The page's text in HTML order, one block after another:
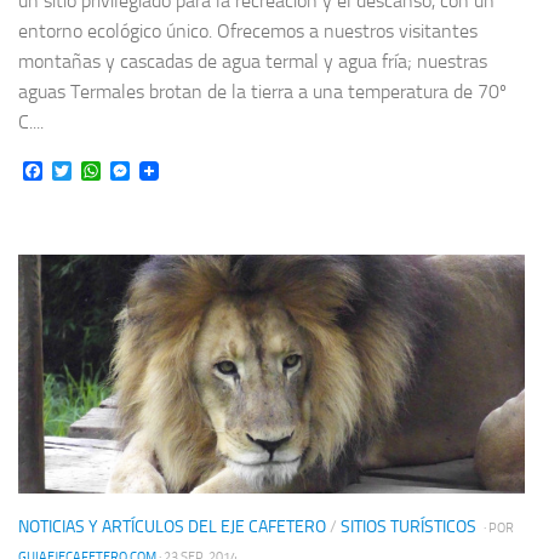
entorno ecológico único. Ofrecemos a nuestros visitantes
montañas y cascadas de agua termal y agua fría; nuestras
aguas Termales brotan de la tierra a una temperatura de 70º
C....
Facebook
TwitterWhatsApp
Messenger
NOTICIAS Y ARTÍCULOS DEL EJE CAFETERO/ SITIOS TURÍSTICOS · POR